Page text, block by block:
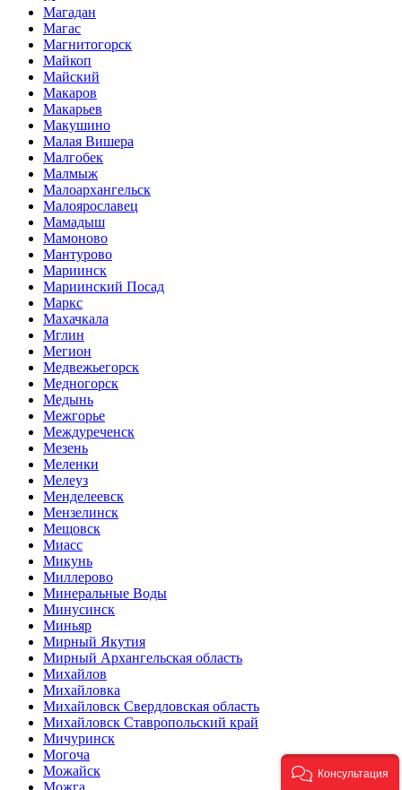
Магадан
Магас
Магнитогорск
Майкоп
Майский
Макаров
Макарьев
Макушино
Малая Вишера
Малгобек
Малмыж
Малоархангельск
Малоярославец
Мамадыш
Мамоново
Мантурово
Мариинск
Мариинский Посад
Маркс
Махачкала
Мглин
Мегион
Медвежьегорск
Медногорск
Медынь
Межгорье
Междуреченск
Мезень
Меленки
Мелеуз
Менделеевск
Мензелинск
Мещовск
Миасс
Микунь
Миллерово
Минеральные Воды
Минусинск
Миньяр
Мирный Якутия
Мирный Архангельская область
Михайлов
Михайловка
Михайловск Свердловская область
Михайловск Ставропольский край
Мичуринск
Могоча
Можайск
Можга
Консультация